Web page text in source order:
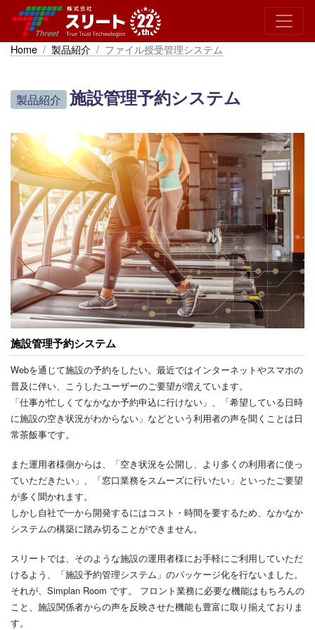
Home 製品紹介 ファイル授受管理システム
製品紹介 施設管理予約システム
施設管理予約システム
Webを通じて施設の予約をしたい。最近ではインターネットやスマホの
普及に伴い、こうしたユーザーのご要望が増えています。
「仕事が忙しくてなかなか予約申込に行けない」、「希望している日時
に施設の空き状況がわからない」などという利用者の声を聞くことは日
常茶飯事です。
また運用者様側からは、「空き状況を公開し、より多くの利用者に使っ
ていただきたい」、「窓口業務をスムーズに行いたい」といったご要望
が多く聞かれます。
しかし自社で一から開発するにはコスト・時間を要するため、なかなか
システムの構築に踏み切ることができません。
スリートでは、そのような施設の運用者様にお手軽にご利用していただ
けるよう、「施設予約管理システム」のパッケージ化を行ないました。
それが、Simplan Room です。 フロント業務に必要な機能はもちろんの
こと、施設関係者からの声を反映させた機能も豊富に取り揃えておりま
す。